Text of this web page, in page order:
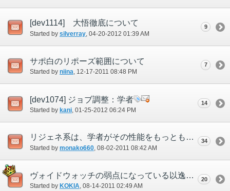
[dev1114] 大悟徹底について
Started by silverray ‎, 04-20-2012 01:39 AM
9
サポ白のリポーズ範囲について
Started by niina‎, 12-17-2011 08:48 PM
7
[dev1074] ジョブ調整：学者
Started by kani ‎, 01-25-2012 06:24 PM
14
リジェネ系は、学者がその性能をもっとも引き出せるように検討
Started by monako660‎, 08-02-2011 08:42 AM
34
ヴォイドウォッチの弱点になっている以逸待労の計について
Started by KOKIA‎, 08-14-2011 02:49 AM
20